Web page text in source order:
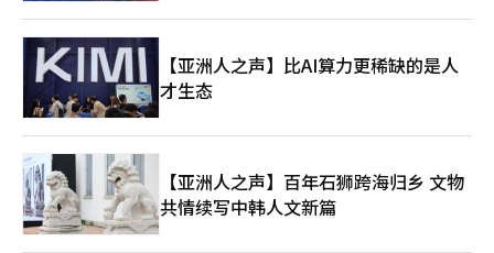
【亚洲人之声】比AI算力更稀缺的是人
才生态
【亚洲人之声】百年石狮跨海归乡 文物
共情续写中韩人文新篇